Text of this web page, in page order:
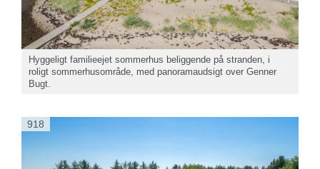
Hyggeligt familieejet sommerhus beliggende på stranden, i
roligt sommerhusområde, med panoramaudsigt over Genner
Bugt.
918